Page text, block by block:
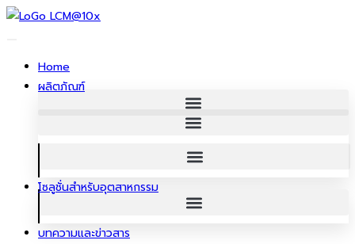
ข้าม
Home
ผลิตภัณฑ์
โซลูชั่นสําหรับอุตสาหกรรม
บทความและข่าวสาร